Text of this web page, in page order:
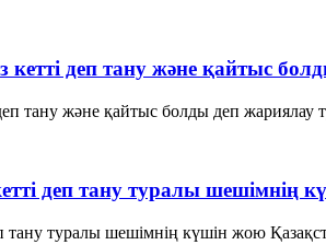
деп тану және қайтыс
тану және қайтыс болды деп
деп тану туралы шешiмнiң
тану туралы шешiмнiң күшiн жою